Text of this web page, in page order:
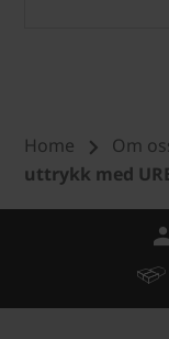
Home Om
uttrykk med